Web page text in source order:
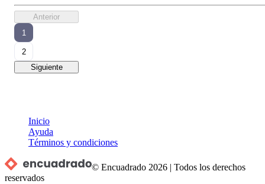
Anterior
1
2
Siguiente
Inicio
Ayuda
Términos y condiciones
© Encuadrado 2026 |Todos los derechos
reservados